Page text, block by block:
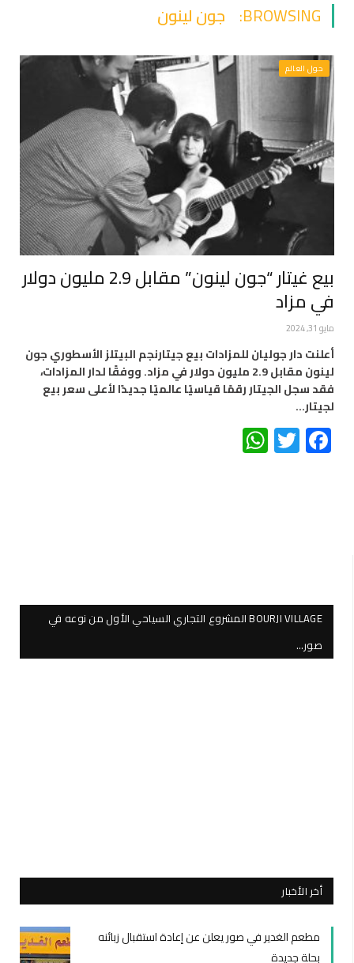
BROWSING: جون لينون
حول العالم
بيع غيتار “جون لينون” مقابل 2.9 مليون دولار
في مزاد
مايو 31, 2024
أعلنت دار جوليان للمزادات بيع جيتارنجم البيتلز الأسطوري جون
لينون مقابل 2.9 مليون دولار في مزاد. ووفقًا لدار المزادات،
فقد سجل الجيتار رقمًا قياسيًا عالميًا جديدًا لأعلى سعر بيع
لجيتار…
Facebook
Twitter
BOURJI VILLAGE المشروع التجاري السياحي الأول من نوعه في
صور…
أخر الأخبار
مطعم الغدير في صور يعلن عن إعادة استقبال زبائنه
بحلة جديدة